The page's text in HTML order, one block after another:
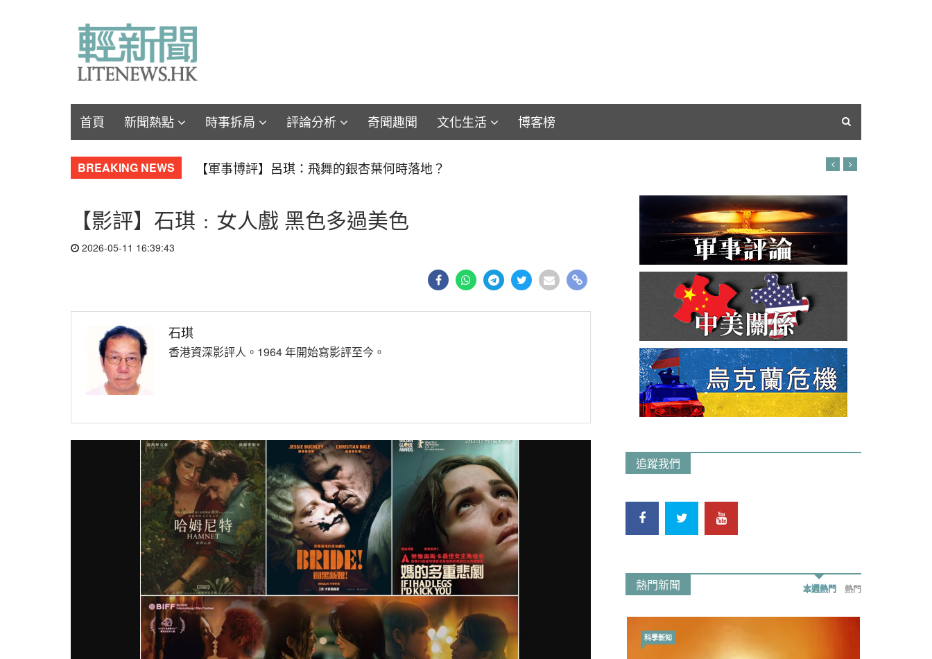
首頁 新聞熱點 時事拆局 評論分析 奇聞趣聞 文化生活 博客榜
BREAKING NEWS 【軍事博評】呂琪：飛舞的銀杏葉何時落地？
【影評】石琪﹕女人戲 黑色多過美色
2026-05-11 16:39:43
石琪
香港資深影評人。1964 年開始寫影評至今。
追蹤我們
熱門新聞 本週熱門 熱門
科學新知
時事政治